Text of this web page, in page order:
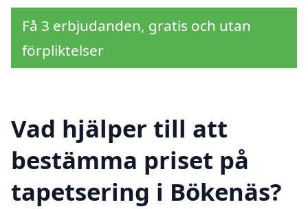
Få 3 erbjudanden, gratis och utan
förpliktelser
Vad hjälper till att
bestämma priset på
tapetsering i Bökenäs?